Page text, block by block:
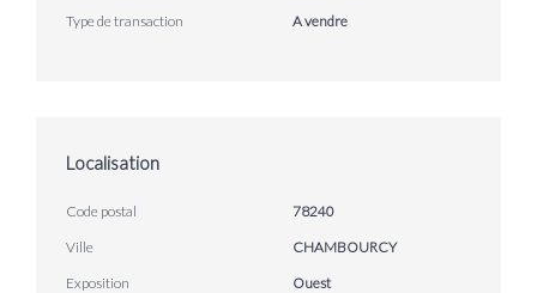
Type de transaction
A vendre
Localisation
Code postal
78240
Ville
CHAMBOURCY
Exposition
Ouest